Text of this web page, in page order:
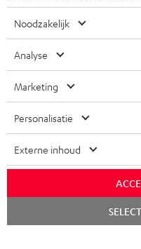
IN-EAR
FANSHOP
NIEUWKOMERS
TEUFEL STORY
MANAGEMENT
DUURZAAMHEID
NORMEN EN WAARDES
POLEN
SPANJE
ITALIË
ANDERE LANDEN
'Kennelijke' (typ)fouten
accessoires zijn niet bij de
verwijderingskosten voor
EU
Noodzakelijk
Analyse
Marketing
Personalisatie
Externe inhoud